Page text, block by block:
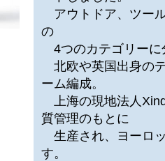
アウトドア、ツー
の
4つのカテゴリーに
北欧や英国出身の
ーム編成。
上海の現地法人
質管理のもとに
生産され、ヨーロ
す。